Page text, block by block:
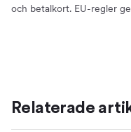
och betalkort. EU-regler
Relaterade